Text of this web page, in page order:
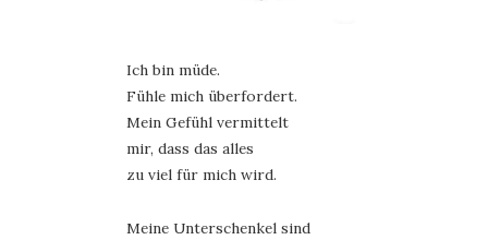
Ich bin müde.
Fühle mich überfordert.
Mein Gefühl vermittelt
mir, dass das alles
zu viel für mich wird.
Meine Unterschenkel sind